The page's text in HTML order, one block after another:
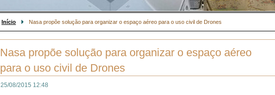
Início Nasa propõe solução para organizar o espaço aéreo para o uso civil de Drones
Nasa propõe solução para organizar o espaço aéreo
para o uso civil de Drones
25/08/2015 12:48